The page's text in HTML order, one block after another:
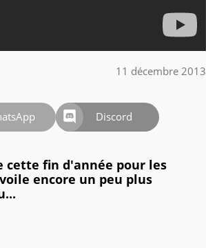
11 décembre 2013
Discord
cette fin d'année pour les
encore un peu plus